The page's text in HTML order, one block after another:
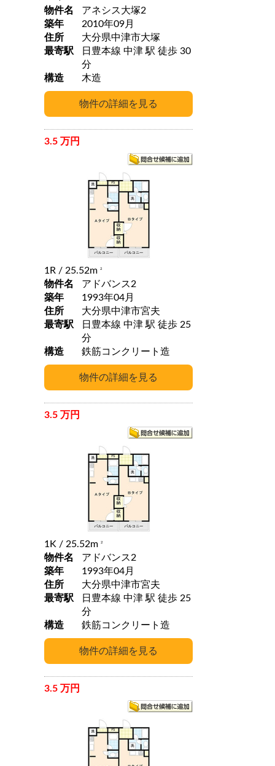
物件名
アネシス大塚2
築年
2010年09月
住所
大分県中津市大塚
最寄駅
日豊本線 中津 駅 徒歩 30
分
構造
木造
3.5 万円
1R / 25.52m 2
物件名
アドバンス2
築年
1993年04月
住所
大分県中津市宮夫
最寄駅
日豊本線 中津 駅 徒歩 25
分
構造
鉄筋コンクリート造
3.5 万円
1K / 25.52m 2
物件名
アドバンス2
築年
1993年04月
住所
大分県中津市宮夫
最寄駅
日豊本線 中津 駅 徒歩 25
分
構造
鉄筋コンクリート造
3.5 万円